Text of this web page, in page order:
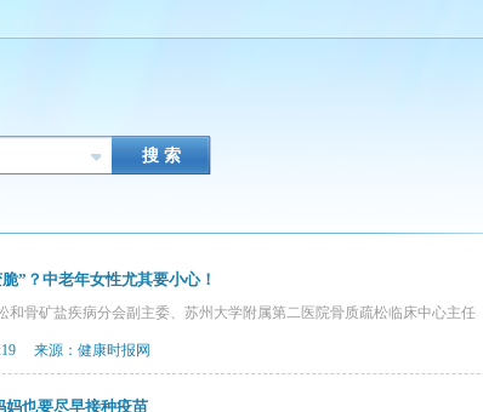
”？中老年女性尤其要小心！
和骨矿盐疾病分会副主委、苏州大学附属第二医院骨质疏松临床中心主任
来源：健康时报网
妈也要尽早接种疫苗